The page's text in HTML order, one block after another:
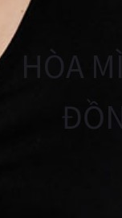
HÒA